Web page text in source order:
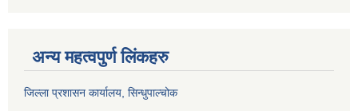
अन्य महत्वपुर्ण लिंकहरु
जिल्ला प्रशासन कार्यालय, सिन्धुपाल्चोक